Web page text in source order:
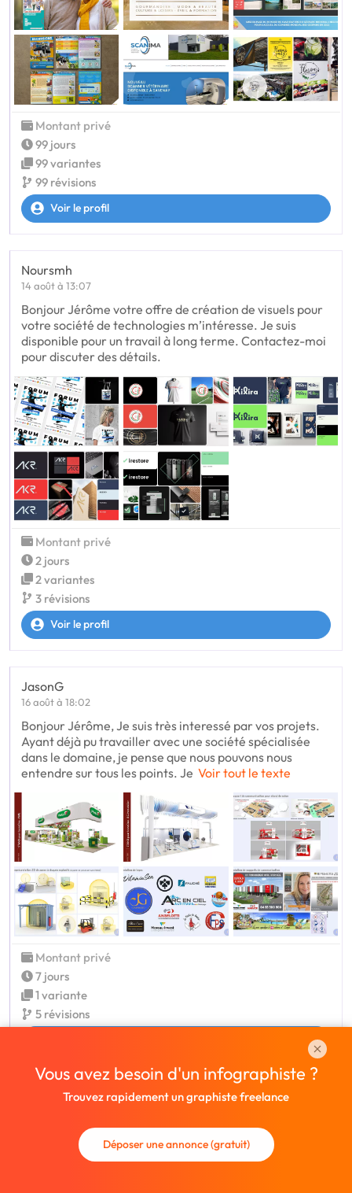
Montant privé
99 jours
99 variantes
99 révisions
Voir le profil
Noursmh
14 août à 13:07
Bonjour Jérôme votre offre de création de visuels pour
votre société de technologies m’intéresse. Je suis
disponible pour un travail à long terme. Contactez-moi
pour discuter des détails.
Montant privé
2 jours
2 variantes
3 révisions
Voir le profil
JasonG
16 août à 18:02
Bonjour Jérôme, Je suis très interessé par vos projets.
Ayant déjà pu travailler avec une société spécialisée
dans le domaine, je pense que nous pouvons nous
entendre sur tous les points. Je Voir tout le texte
Montant privé
7 jours
1 variante
5 révisions
Bonjour, disponible pour travailler sur ce projet.
N'hésitez pas à me contacter. Bonne journée à vous.
Vous avez besoin d'un infographiste ?
Trouvez rapidement un graphiste freelance
Déposer une annonce (gratuit)